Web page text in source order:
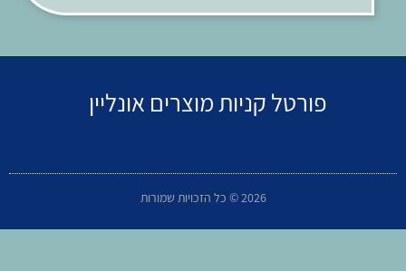
פורטל קניות מוצרים אונליין
2026 © כל הזכויות שמורות